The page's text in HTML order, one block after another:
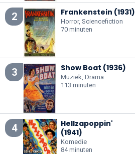
2 Frankenstein (1931)
Horror, Sciencefiction
70 minuten
3 Show Boat (1936)
Muziek, Drama
113 minuten
4
Hellzapoppin'
(1941)
Komedie
84 minuten